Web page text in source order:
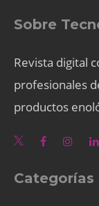
Sobre
Revista digital
profesionales
productos
Categorías